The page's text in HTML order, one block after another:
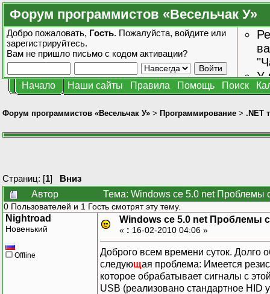
Форум программистов «Весельчак У»
Добро пожаловать, Гость. Пожалуйста, войдите или
зарегистрируйтесь.
Вам не пришло письмо с кодом активации?
У
Начало Наши сайты Правила Помощь Поиск
Форум программистов «Весельчак У» > Программирование > .NET
Страниц: [1] Вниз
Автор
Тема: Windows ce 5.0 net Проблемы
0 Пользователей и 1 Гость смотрят эту тему.
Nightroad
Новенький
Offline
Windows ce 5.0 net Проблемы
« : 16-02-2010 04:06 »
Доброго всем времени суток. Долго
следующая проблема: Имеется
которое обрабатывает сигналы с
USB (реализовано стандартное HID